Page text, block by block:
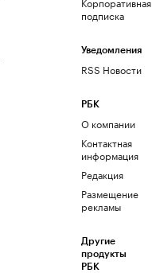
подписка
Уведомления
RSS Новости
РБК
О компании
Контактная
информация
Редакция
Размещение
рекламы
Другие
продукты
РБК